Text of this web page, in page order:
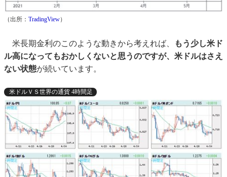
（出所： TradingView）
米長期金利のこのような動きから考えれば、
もう少し米ド
ル高になってもおかしくないと思うのですが、米ドルはさえ
ない状態が続いています。
米ドルＶＳ世界の通貨 4時間足